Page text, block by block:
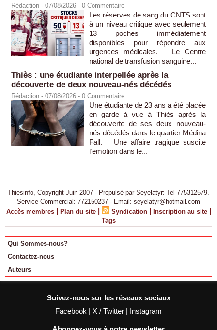
Rédaction - 07/08/2026 - 0 Commentaire
Les réserves de sang du CNTS sont
à un niveau critique avec seulement
13 poches immédiatement
disponibles pour répondre aux
urgences médicales. Le Centre
national de transfusion sanguine...
Thiès : une étudiante interpellée après la
découverte de deux nouveau-nés décédés
Rédaction - 07/08/2026 - 0 Commentaire
Une étudiante de 23 ans a été placée
en garde à vue à Thiès après la
découverte de ses deux nouveau-
nés décédés dans le quartier Médina
Fall. Une affaire tragique suscite
l’émotion dans le...
Thiesinfo, Copyright Juin 2007 - Propulsé par Seyelatyr: Tel 775312579.
Service Commercial: 772150237 - Email: seyelatyr@hotmail.com
Accès membres | Plan du site | Syndication | Inscription au site |
Tags
Qui Sommes-nous?
Contactez-nous
Auteurs
Suivez-nous sur les réseaux sociaux
Facebook | X / Twitter | Instagram